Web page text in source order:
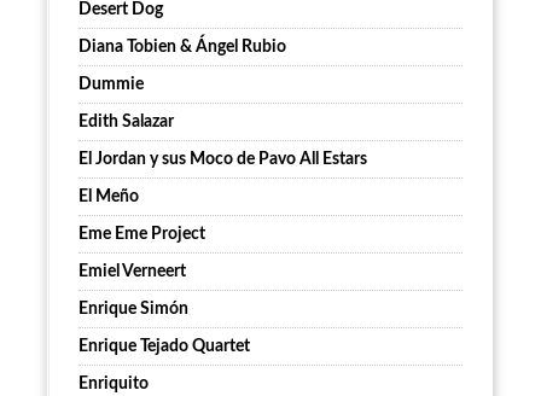
Desert Dog
Diana Tobien & Ángel Rubio
Dummie
Edith Salazar
El Jordan y sus Moco de Pavo All Estars
El Meño
Eme Eme Project
Emiel Verneert
Enrique Simón
Enrique Tejado Quartet
Enriquito